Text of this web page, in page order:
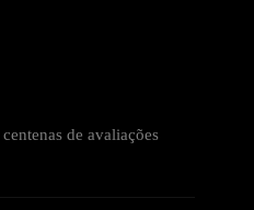
de avaliações